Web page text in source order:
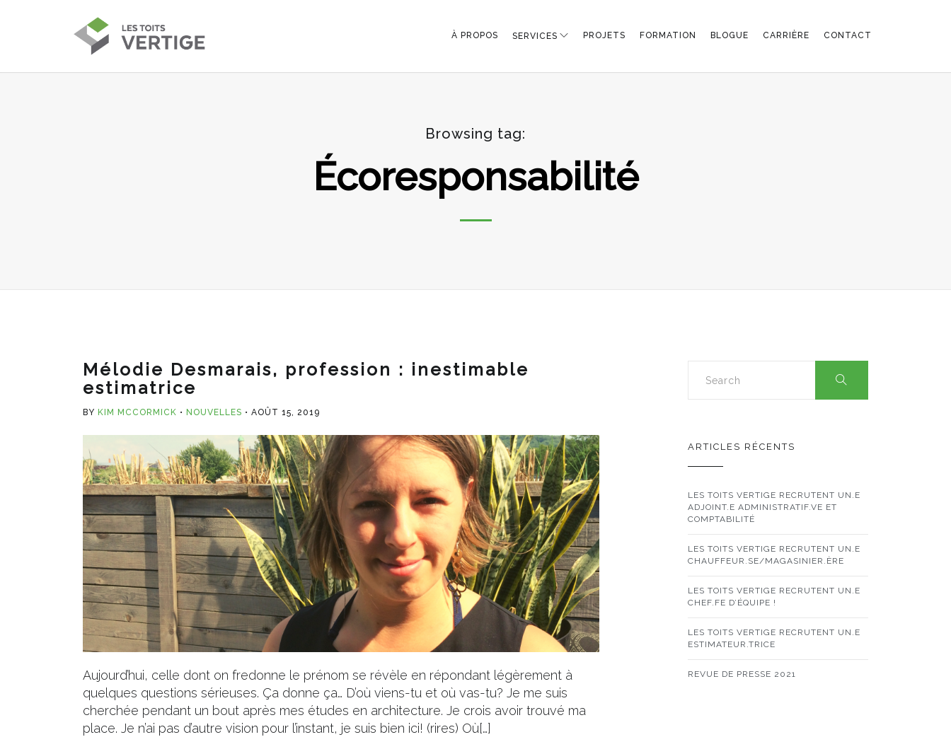
À PROPOS SERVICES PROJETS FORMATION BLOGUE CARRIÈRE CONTACT
Browsing tag:
Écoresponsabilité
Mélodie Desmarais, profession : inestimable
estimatrice
BY KIM MCCORMICK NOUVELLES AOÛT 15, 2019
Aujourd’hui, celle dont on fredonne le prénom se révèle en répondant légèrement à
quelques questions sérieuses. Ça donne ça… D’où viens-tu et où vas-tu? Je me suis
cherchée pendant un bout après mes études en architecture. Je crois avoir trouvé ma
place. Je n’ai pas d’autre vision pour l’instant, je suis bien ici! (rires) Où[…]
ARTICLES RÉCENTS
LES TOITS VERTIGE RECRUTENT UN.E
ADJOINT.E ADMINISTRATIF.VE ET
COMPTABILITÉ
LES TOITS VERTIGE RECRUTENT UN.E
CHAUFFEUR.SE/MAGASINIER.ÈRE
LES TOITS VERTIGE RECRUTENT UN.E
CHEF.FE D’ÉQUIPE !
LES TOITS VERTIGE RECRUTENT UN.E
ESTIMATEUR.TRICE
REVUE DE PRESSE 2021